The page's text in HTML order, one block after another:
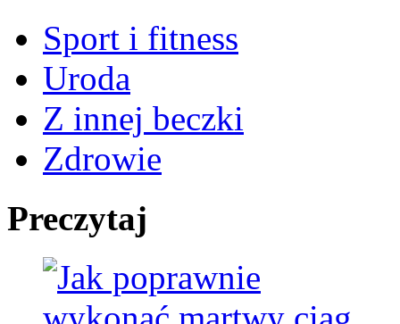
Sport i fitness
Uroda
Z innej beczki
Zdrowie
Preczytaj